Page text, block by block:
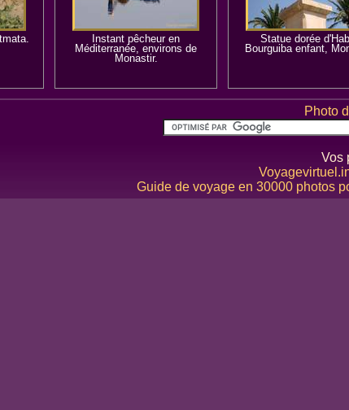
Instant pêcheur en
Méditerranée, environs de
Monastir.
Statue dorée
Bourguiba enfant,
Photo
Vos
Guide de voyage en 30000 photos